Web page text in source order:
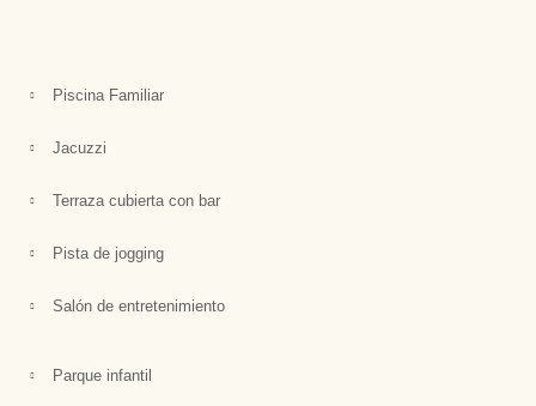
Piscina Familiar
Jacuzzi
Terraza cubierta con bar
Pista de jogging
Salón de entretenimiento
Parque infantil